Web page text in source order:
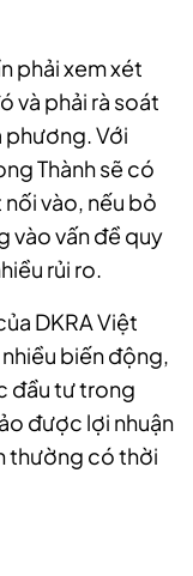
phải xem xét
và phải rà soát
phương. Với
Thành sẽ có
vào, nếu bỏ
vào vấn đề quy
rủi ro.
DKRA Việt
biến động,
đầu tư trong
được lợi nhuận
thường có thời